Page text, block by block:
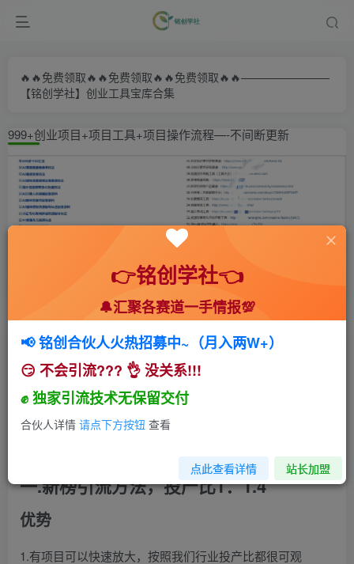
🔥🔥免费领取🔥🔥免费领取🔥🔥免费领取🔥🔥————————
【铭创学社】创业工具宝库合集
999+创业项目+项目工具+项目操作流程—-不间断更新
首页 🍻会员专享 💥实战拆解 正文
小白都能操作的三种兼职粉引流方法，单人操作一
天引流上千个兼职粉【引流获客】
小助手
454 96
一.新榜引流方法，投产比1：1.4
优势
1.有项目可以快速放大，按照我们行业投产比都很可观
👉铭创学社👈
🔔汇聚各赛道一手情报💯
📢 铭创合伙人火热招募中~（月入两W+）
😏 不会引流??? 👌 没关系!!!
✊ 独家引流技术无保留交付
合伙人详情 请点下方按钮 查看
点此查看详情 站长加盟